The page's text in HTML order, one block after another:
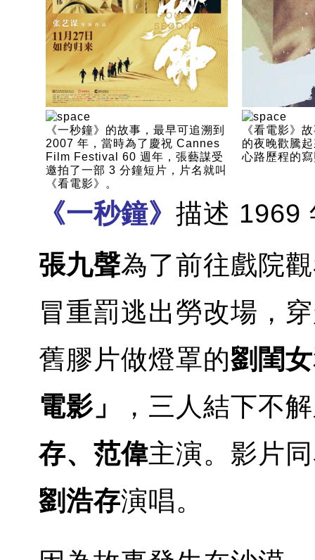
《一秒鐘》的故事，最早可追溯到
2007 年，當時為了慶祝 Cannes
Film Festival 60 週年，張藝謀受
邀拍了一部 3 分鐘短片，片名就叫
《看電影》。
《看電影》
的夜晚歡騰
心路歷程的
《一秒鐘》 描述 1969
張九聲為了前往戲院
冒重罰逃出勞改場，
舊膠片做燈罩的劉閨女
電影」
，三人結下不
存、范偉主演。影片
劉浩存演唱。